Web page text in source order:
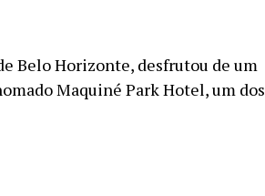
Belo Horizonte, desfrutou de um
Maquiné Park Hotel, um dos